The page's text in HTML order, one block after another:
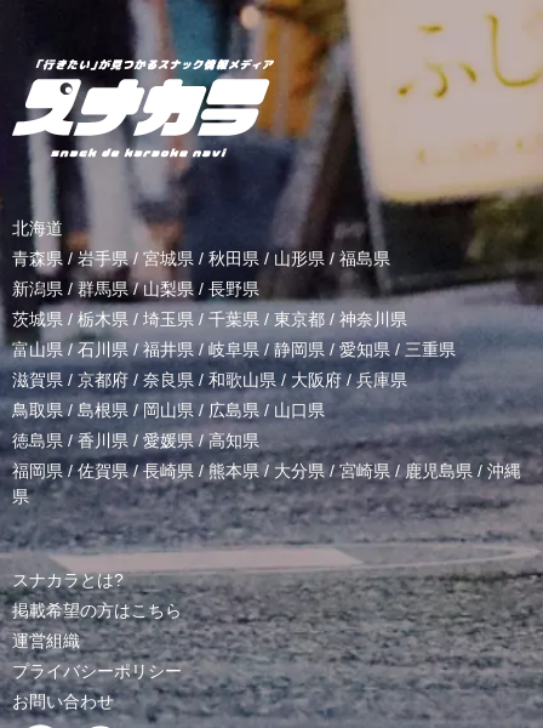
北海道
青森県 / 岩手県/ 宮城県 / 秋田県 / 山形県/ 福島県
新潟県 /群馬県/山梨県 / 長野県
茨城県 / 栃木県 / 埼玉県 / 千葉県 / 東京都 / 神奈川県
富山県 /石川県/福井県/岐阜県 / 静岡県 / 愛知県 / 三重県
滋賀県 / 京都府 / 奈良県 / 和歌山県/ 大阪府 /兵庫県
鳥取県/ 島根県 /岡山県/ 広島県 / 山口県
徳島県 /香川県 / 愛媛県/高知県
福岡県/佐賀県/長崎県 /熊本県/ 大分県/宮崎県 /鹿児島県 / 沖縄
県
スナカラとは?
掲載希望の方はこちら
運営組織
プライバシーポリシー
お問い合わせ